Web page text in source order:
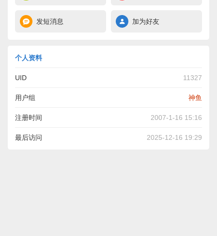
发短消息 加为好友
个人资料
UID 11327
用户组 神鱼
注册时间 2007-1-16 15:16
最后访问 2025-12-16 19:29